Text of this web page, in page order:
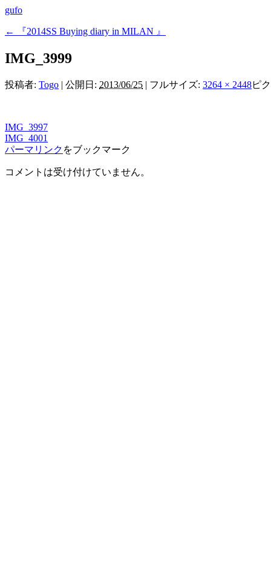
gufo
← 『2014SS Buying diary in MILAN 』
IMG_3999
投稿者: Togo | 公開日: 2013/06/25 | フルサイズ: 3264 × 2448ピ
IMG_3997
IMG_4001
パーマリンク をブックマーク
コメントは受け付けていません。